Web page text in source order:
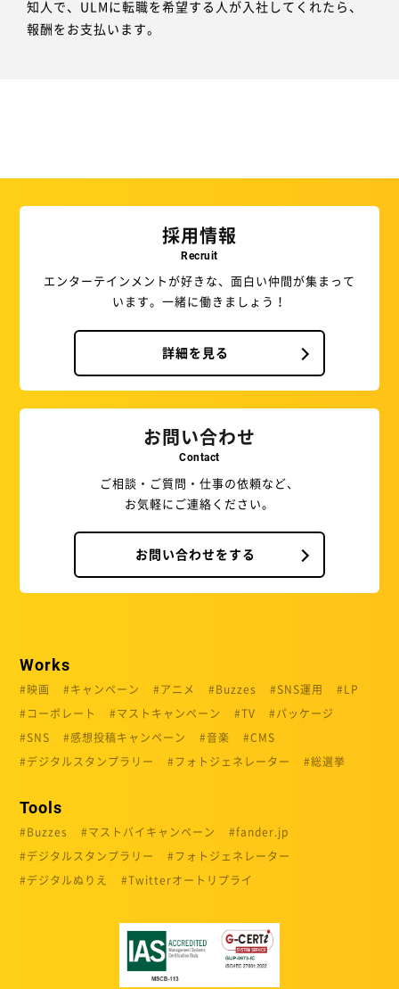
知人で、ULMに転職を希望する人が入社してくれたら、
報酬をお支払います。
採用情報
Recruit
エンターテインメントが好きな、面白い仲間が集まって
います。一緒に働きましょう！
詳細を見る
お問い合わせ
Contact
ご相談・ご質問・仕事の依頼など、
お気軽にご連絡ください。
お問い合わせをする
Works
映画 キャンペーン アニメ Buzzes SNS運用 LP
コーポレート マストキャンペーン TV パッケージ
SNS 感想投稿キャンペーン 音楽 CMS
デジタルスタンプラリー フォトジェネレーター 総選挙
Tools
Buzzes マストバイキャンペーン fander.jp
デジタルスタンプラリー フォトジェネレーター
デジタルぬりえ Twitterオートリプライ